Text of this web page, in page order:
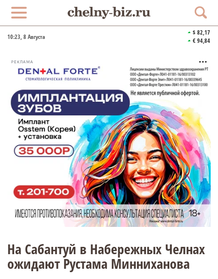
10:23, 8 Августа
$ 82,17
€ 94,84
РЕКЛАМА
На Сабантуй в Набережных Челнах
ожидают Рустама Минниханова